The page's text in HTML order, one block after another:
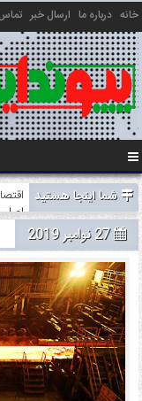
خانه درباره ما ارسال خبر
شما اینجا هستید
27 نوامبر 2019